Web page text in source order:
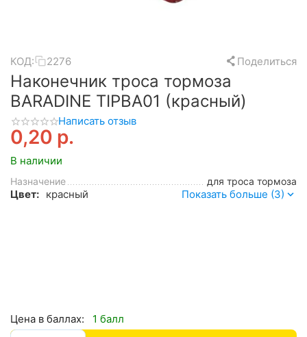
КОД: 2276 Поделиться
Наконечник троса тормоза
BARADINE TIPBA01 (красный)
Написать отзыв
0,20 р.
В наличии
Назначение для троса тормоза
Цвет: красный Показать больше (3)
Цена в баллах: 1 балл